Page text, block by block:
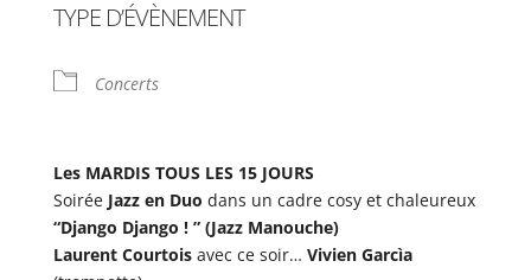
TYPE D’ÉVÈNEMENT
Concerts
Les MARDIS TOUS LES 15 JOURS
Soirée Jazz en Duo dans un cadre cosy et chaleureux
“Django Django ! ” (Jazz Manouche)
Laurent Courtois avec ce soir… Vivien Garcìa